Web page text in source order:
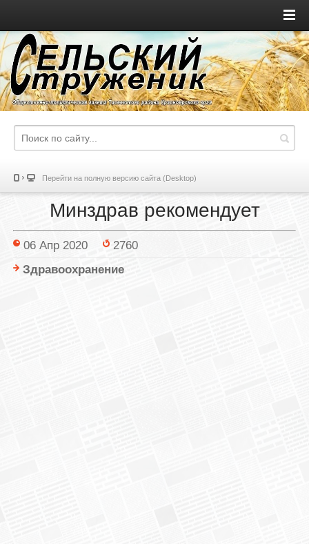
Перейти на полную версию сайта (Desktop)
Минздрав рекомендует
06 Апр 2020
2760
Здравоохранение